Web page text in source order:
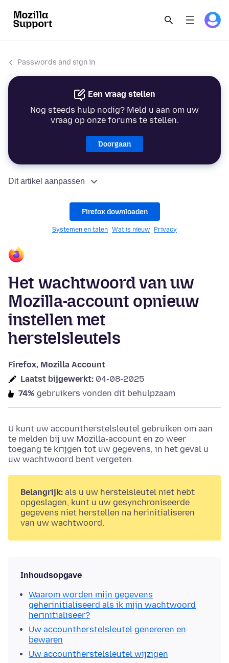
Passwords and sign in
Een vraag stellen
Nog steeds hulp nodig? Meld u aan om uw
vraag op onze forums te stellen.
Doorgaan
Dit artikel aanpassen
Firefox downloaden
Systemen en talen Wat is nieuw Privacy
Het wachtwoord van uw
Mozilla-account opnieuw
instellen met
herstelsleutels
Firefox, Mozilla Account
Laatst bijgewerkt: 04-08-2025
74% gebruikers vonden dit behulpzaam
U kunt uw accountherstelsleutel gebruiken om aan
te melden bij uw Mozilla-account en zo weer
toegang te krijgen tot uw gegevens, in het geval u
uw wachtwoord bent vergeten.
Belangrijk: als u uw herstelsleutel niet hebt
opgeslagen, kunt u uw gesynchroniseerde
gegevens niet herstellen na herinitialiseren
van uw wachtwoord.
Inhoudsopgave
Waarom worden mijn gegevens
geherinitialiseerd als ik mijn wachtwoord
herinitialiseer?
Uw accountherstelsleutel genereren en
bewaren
Uw accountherstelsleutel wijzigen